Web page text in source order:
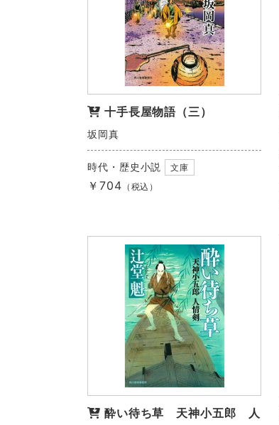
十手長屋物語（三）
坂岡真
時代・歴史小説 文庫
￥704 （税込）
酔い待ち草 天神小五郎 人